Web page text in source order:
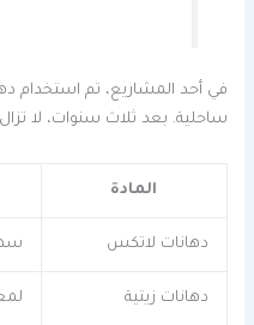
في أحد المشاريع، تم استخدام
ساحلية. بعد ثلاث سنوات، لا تزال
المادة
دهانات لاتكس
دهانات زيتية